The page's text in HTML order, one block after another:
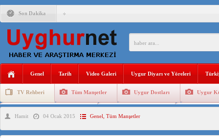
Son Dakika
ANAHTAR PARTİ GENEL BAŞKANI AĞIRALİOĞLU :
DİYANET AKADEMİSİ BAŞKANI DOÇ.DR.KAAN : DOĞU
150 YILDIR KAYNAYAN YARAMIZ : ÇİN İŞGALİNDEKİ
MHP’DEN URUMÇİ KATLİAMI MESAJİ : 05.07.2009
Genel Tarih Video Galeri Uygur Diyarı ve Yöreleri
TV Rehberi Tüm Manşetler Uygur Dostları Uygur
Uygurlarda Düğün ve Cenaze
Hamit 04 Ocak 2015 Genel Tüm Manşetler